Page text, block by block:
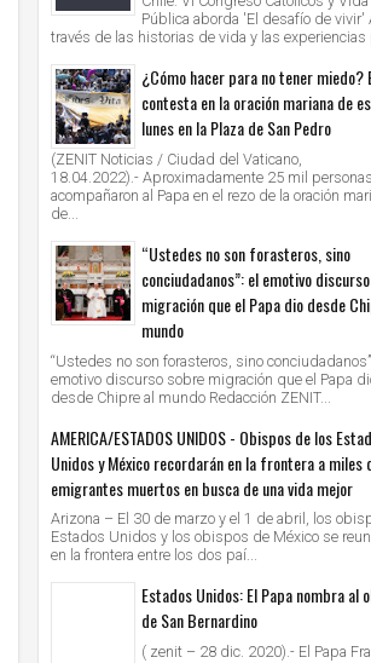
Pública aborda 'El desafío de vivir'
través de las historias de vida y las experiencias
¿Cómo hacer para no tener miedo?
contesta en la oración mariana de
lunes en la Plaza de San Pedro
(ZENIT Noticias / Ciudad del Vaticano,
18.04.2022).- Aproximadamente 25 mil personas
acompañaron al Papa en el rezo de la oración
de...
“Ustedes no son forasteros, sino
conciudadanos”: el emotivo
migración que el Papa dio desde
mundo
“Ustedes no son forasteros, sino
emotivo discurso sobre migración que el Papa
desde Chipre al mundo Redacción ZENIT...
AMERICA/ESTADOS UNIDOS - Obispos de los
Unidos y México recordarán en la frontera a miles
emigrantes muertos en busca de una vida mejor
Arizona – El 30 de marzo y el 1 de abril, los
Estados Unidos y los obispos de México se
en la frontera entre los dos paí...
Estados Unidos: El Papa nombra al
de San Bernardino
( zenit – 28 dic. 2020).- El Papa